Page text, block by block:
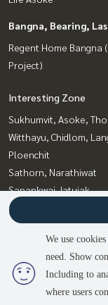
Bangna, Bearing,
Regent Home Bangna
Project)
Interesting Zone
Sukhumvit, Asoke,
Witthayu, Chidlom,
Ploenchit
Sathorn, Narathiwat
Sapankwai,Jatujak
Bangna, Bearing,
Siam Paragon
Rama9, Petchburi, RCA
We use
need. Show
Including to
where users